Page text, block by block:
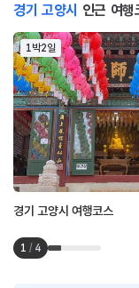
경기 고양시 인근 여행
1박2일
경기 고양시 여행코스
1 / 4